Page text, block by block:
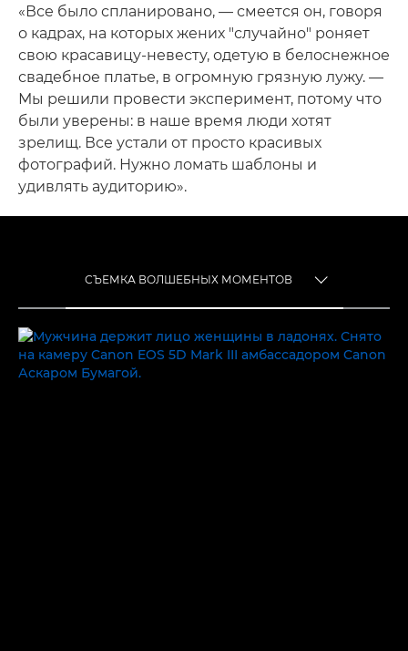
«Все было спланировано, — смеется он, говоря
о кадрах, на которых жених "случайно" роняет
свою красавицу-невесту, одетую в белоснежное
свадебное платье, в огромную грязную лужу. —
Мы решили провести эксперимент, потому что
были уверены: в наше время люди хотят
зрелищ. Все устали от просто красивых
фотографий. Нужно ломать шаблоны и
удивлять аудиторию».
СЪЕМКА ВОЛШЕБНЫХ МОМЕНТОВ
СЪЕМКА ВОЛШЕБНЫХ МОМЕНТОВ